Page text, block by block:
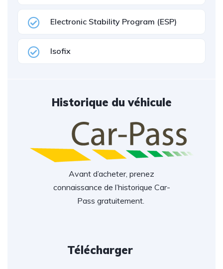
Electronic Stability Program (ESP)
Isofix
Historique du véhicule
Avant d’acheter, prenez
connaissance de l’historique Car-
Pass gratuitement.
Télécharger